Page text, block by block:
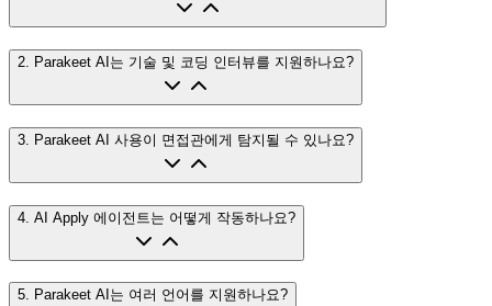
2. Parakeet AI는 기술 및 코딩 인터뷰를 지원하나요?
3 Parakeet AI 사용이 면접관에게 탐지될 수 있나요?
4 AI Apply 에이전트는 어떻게 작동하나요?
5. Parakeet AI는 여러 언어를 지원하나요?